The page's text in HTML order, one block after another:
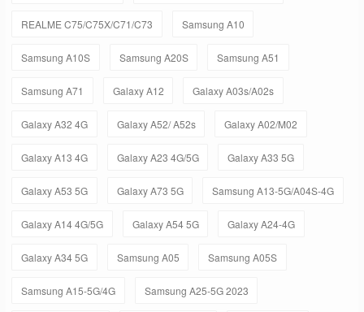
REALME C75/C75X/C71/C73 Samsung A10
Samsung A10S Samsung A20S Samsung A51
Samsung A71 Galaxy A12 Galaxy A03s/A02s
Galaxy A32 4G Galaxy A52/ A52s Galaxy A02/M02
Galaxy A13 4G Galaxy A23 4G/5G Galaxy A33 5G
Galaxy A53 5G Galaxy A73 5G Samsung A13-5G/A04S-4G
Galaxy A14 4G/5G Galaxy A54 5G Galaxy A24-4G
Galaxy A34 5G Samsung A05 Samsung A05S
Samsung A15-5G/4G Samsung A25-5G 2023